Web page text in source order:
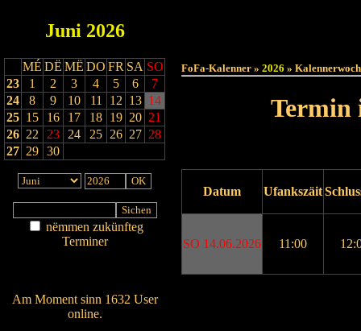
Juni 2026
MÉ DË MË DO FR SA SO
23
1 2 3 4 5 6
7
24
8 9 10 11 12 13 14
25 15 16 17 18 19 20 21
26 22 23 24 25 26 27 28
27 29 30
nëmmen zukünfteg
Terminer
Am Moment sinn 1632 User
online.
FoFa-Kalenner » 2026 »
Termin
Datum Ufankszäit
SO 14.06.2026 11:00